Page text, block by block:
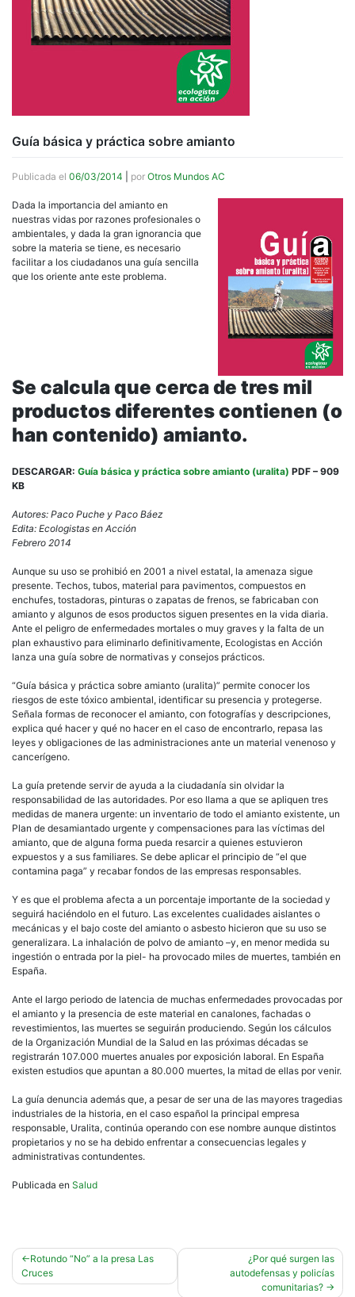
Guía básica y práctica sobre amianto
Publicada el 06/03/2014 por Otros Mundos AC
Dada la importancia del amianto en
nuestras vidas por razones profesionales o
ambientales, y dada la gran ignorancia que
sobre la materia se tiene, es necesario
facilitar a los ciudadanos una guía sencilla
que los oriente ante este problema.
Se calcula que cerca de tres mil
productos diferentes contienen (o
han contenido) amianto.
DESCARGAR: Guía básica y práctica sobre amianto (uralita) PDF – 909
KB
Autores: Paco Puche y Paco Báez
Edita: Ecologistas en Acción
Febrero 2014
Aunque su uso se prohibió en 2001 a nivel estatal, la amenaza sigue
presente. Techos, tubos, material para pavimentos, compuestos en
enchufes, tostadoras, pinturas o zapatas de frenos, se fabricaban con
amianto y algunos de esos productos siguen presentes en la vida diaria.
Ante el peligro de enfermedades mortales o muy graves y la falta de un
plan exhaustivo para eliminarlo definitivamente, Ecologistas en Acción
lanza una guía sobre de normativas y consejos prácticos.
“Guía básica y práctica sobre amianto (uralita)” permite conocer los
riesgos de este tóxico ambiental, identificar su presencia y protegerse.
Señala formas de reconocer el amianto, con fotografías y descripciones,
explica qué hacer y qué no hacer en el caso de encontrarlo, repasa las
leyes y obligaciones de las administraciones ante un material venenoso y
cancerígeno.
La guía pretende servir de ayuda a la ciudadanía sin olvidar la
responsabilidad de las autoridades. Por eso llama a que se apliquen tres
medidas de manera urgente: un inventario de todo el amianto existente, un
Plan de desamiantado urgente y compensaciones para las víctimas del
amianto, que de alguna forma pueda resarcir a quienes estuvieron
expuestos y a sus familiares. Se debe aplicar el principio de “el que
contamina paga” y recabar fondos de las empresas responsables.
Y es que el problema afecta a un porcentaje importante de la sociedad y
seguirá haciéndolo en el futuro. Las excelentes cualidades aislantes o
mecánicas y el bajo coste del amianto o asbesto hicieron que su uso se
generalizara. La inhalación de polvo de amianto –y, en menor medida su
ingestión o entrada por la piel- ha provocado miles de muertes, también en
España.
Ante el largo periodo de latencia de muchas enfermedades provocadas por
el amianto y la presencia de este material en canalones, fachadas o
revestimientos, las muertes se seguirán produciendo. Según los cálculos
de la Organización Mundial de la Salud en las próximas décadas se
registrarán 107.000 muertes anuales por exposición laboral. En España
existen estudios que apuntan a 80.000 muertes, la mitad de ellas por venir.
La guía denuncia además que, a pesar de ser una de las mayores tragedias
industriales de la historia, en el caso español la principal empresa
responsable, Uralita, continúa operando con ese nombre aunque distintos
propietarios y no se ha debido enfrentar a consecuencias legales y
administrativas contundentes.
Publicada en Salud
Navegación
de
Rotundo “No” a la presa Las
Cruces
¿Por qué surgen las
autodefensas y policías
comunitarias?